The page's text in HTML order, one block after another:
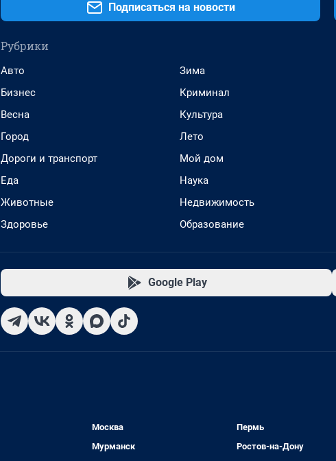
Подписаться на новости
Рубрики
Авто
Бизнес
Весна
Город
Дороги и транспорт
Еда
Животные
Здоровье
Зима
Криминал
Культура
Лето
Мой дом
Наука
Недвижимость
Образование
Google Play
Москва
Мурманск
Пермь
Ростов-на-Дону